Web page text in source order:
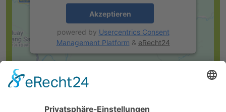
Akzeptieren
powered by Usercentrics Consent
Management Platform & eRecht24